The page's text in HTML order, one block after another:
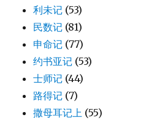
利未记 (53)
民数记 (81)
申命记 (77)
约书亚记 (53)
士师记 (44)
路得记 (7)
撒母耳记上 (55)